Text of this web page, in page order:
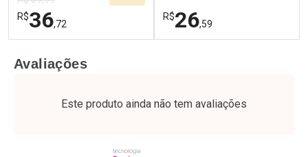
R$36,72
Laboratório
Por Menos
R$26,59
Laboratório
Por Menos
Avaliações
Este produto ainda não tem avaliações